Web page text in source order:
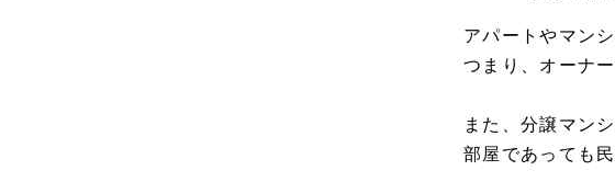
アパートやマン
つまり、オーナ
また、分譲マン
部屋であっても